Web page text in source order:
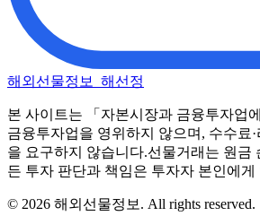
해외선물정보_해선정
본 사이트는 「자본시장과 금융투자업
금융투자업을 영위하지 않으며, 수수료
을 요구하지 않습니다.선물거래는 원금
든 투자 판단과 책임은 투자자 본인에게
© 2026 해외선물정보 . All rights reserved.